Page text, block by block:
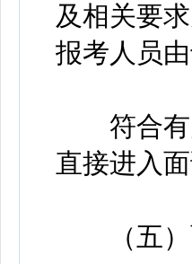
及相关要
报考人员
符合有关
直接进入
（五）